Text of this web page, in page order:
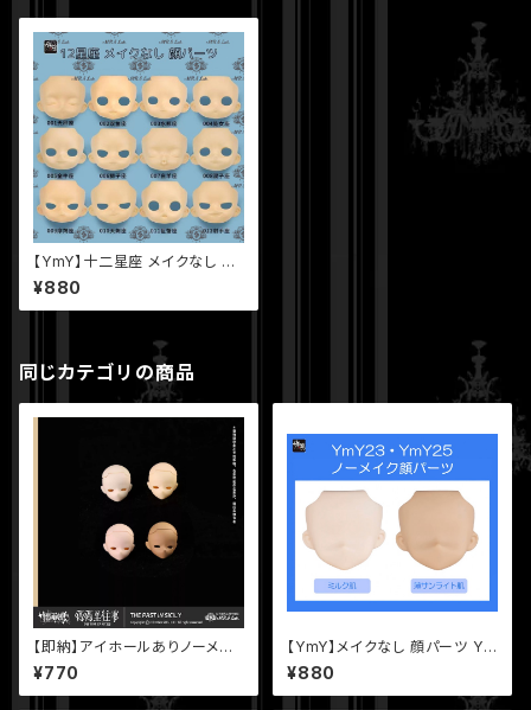
【YmY】十二星座 メイクなし 顔
パーツ セット 1 ー 12 番 ホワイ
ト肌 YmYドール 12星座
¥880
同じカテゴリの商品
【即納】アイホールありノーメイ
クヘッド 【シチリアの追憶】シリ
ーズ MJD ブラインドドール 【悸
動瞬息】
¥770
【YmY】メイクなし 顔パーツ Ym
Y23 YmY25 ミルク肌 薄サンラ
イト肌 YmYドール
¥880